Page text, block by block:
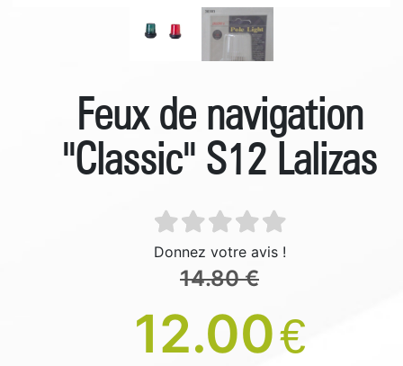
Feux de navigation
''Classic'' S12 Lalizas
Donnez votre avis !
14.80 €
12.00€